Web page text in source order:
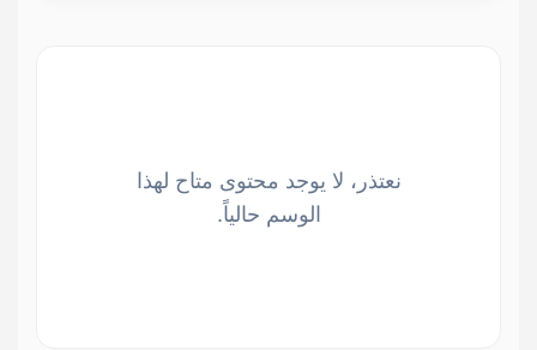
نعتذر، لا يوجد محتوى متاح لهذا
الوسم حالياً.